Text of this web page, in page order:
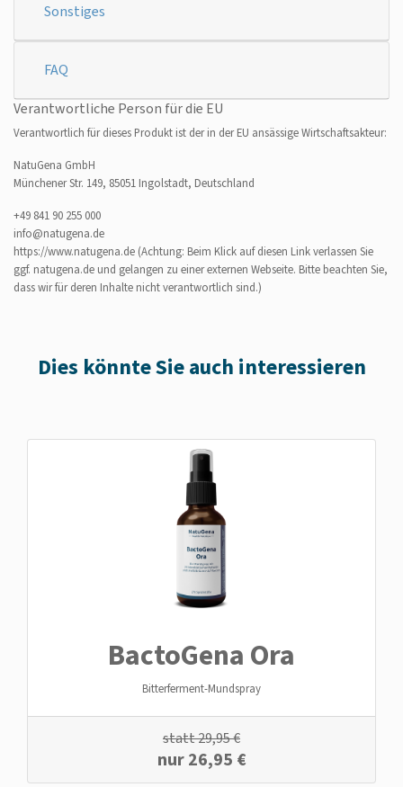
Sonstiges
FAQ
Verantwortliche Person für die EU
Verantwortlich für dieses Produkt ist der in der EU ansässige Wirtschaftsakteur:
NatuGena GmbH
Münchener Str. 149, 85051 Ingolstadt, Deutschland
+49 841 90 255 000
info@natugena.de
https://www.natugena.de (Achtung: Beim Klick auf diesen Link verlassen Sie
ggf. natugena.de und gelangen zu einer externen Webseite. Bitte beachten Sie,
dass wir für deren Inhalte nicht verantwortlich sind.)
Dies könnte Sie auch interessieren
BactoGena Ora
Bitterferment-Mundspray
statt29,95€
nur26,95 €